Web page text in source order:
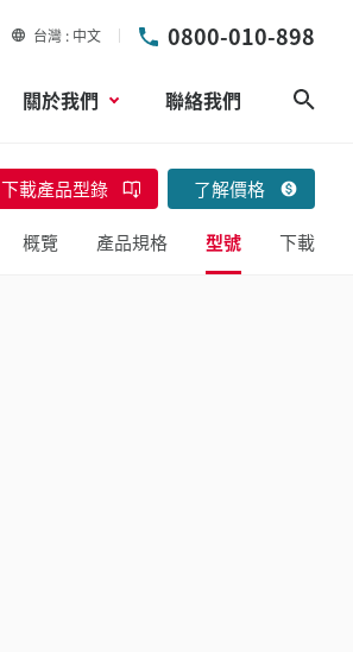
台灣 中文 0800-010-898
關於我們 聯絡我們
下載產品型錄 了解價格
概覽 產品規格 型號 下載